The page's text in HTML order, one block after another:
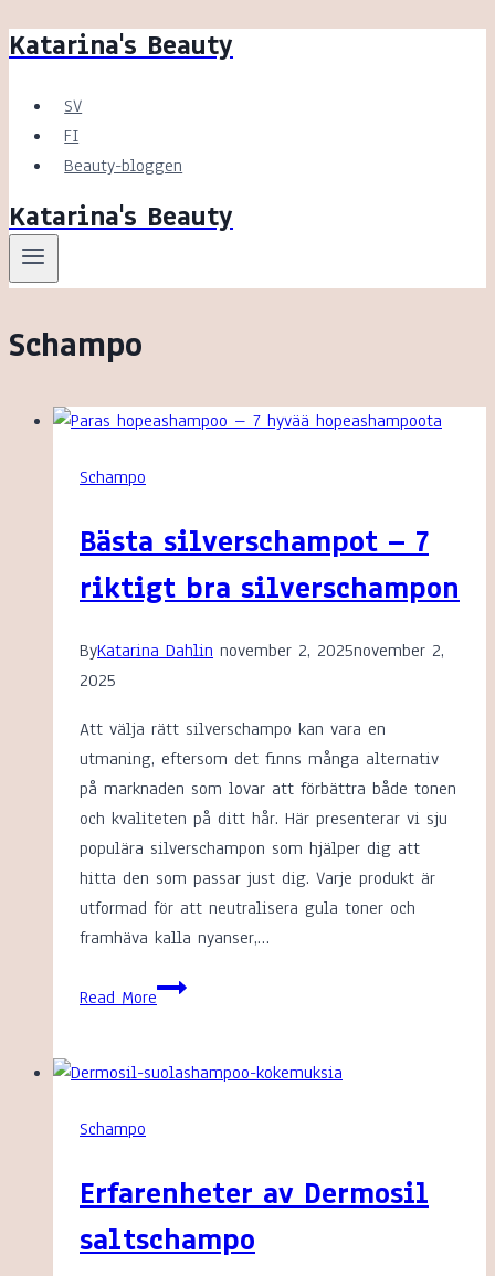
Skip
content
Katarina's Beauty
SV
FI
Beauty-bloggen
Katarina's Beauty
Schampo
Schampo
Bästa silverschampot – 7
riktigt bra silverschampon
ByKatarina Dahlin november 2, 2025november 2,
2025
Att välja rätt silverschampo kan vara en
utmaning, eftersom det finns många alternativ
på marknaden som lovar att förbättra både tonen
och kvaliteten på ditt hår. Här presenterar vi sju
populära silverschampon som hjälper dig att
hitta den som passar just dig. Varje produkt är
utformad för att neutralisera gula toner och
framhäva kalla nyanser,…
Read MoreBästa
7
Schampo
Erfarenheter av Dermosil
saltschampo